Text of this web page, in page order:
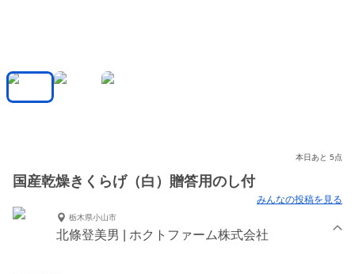
本日あと 5点
国産乾燥きくらげ（白）贈答用のし付
みんなの投稿を見る
栃木県小山市
北條登美男 | ホクトファーム株式会社